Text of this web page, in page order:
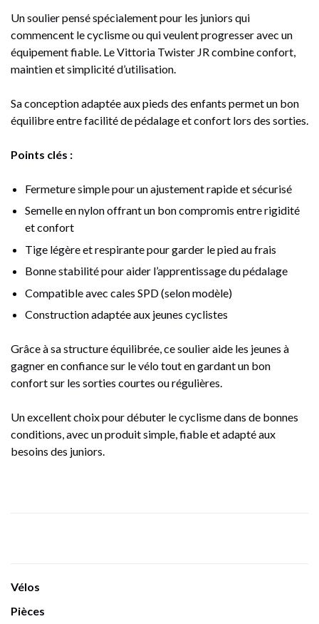
Un soulier pensé spécialement pour les juniors qui
commencent le cyclisme ou qui veulent progresser avec un
équipement fiable. Le Vittoria Twister JR combine confort,
maintien et simplicité d’utilisation.
Sa conception adaptée aux pieds des enfants permet un bon
équilibre entre facilité de pédalage et confort lors des sorties.
Points clés :
Fermeture simple pour un ajustement rapide et sécurisé
Semelle en nylon offrant un bon compromis entre rigidité
et confort
Tige légère et respirante pour garder le pied au frais
Bonne stabilité pour aider l’apprentissage du pédalage
Compatible avec cales SPD (selon modèle)
Construction adaptée aux jeunes cyclistes
Grâce à sa structure équilibrée, ce soulier aide les jeunes à
gagner en confiance sur le vélo tout en gardant un bon
confort sur les sorties courtes ou régulières.
Un excellent choix pour débuter le cyclisme dans de bonnes
conditions, avec un produit simple, fiable et adapté aux
besoins des juniors.
Vélos
Pièces